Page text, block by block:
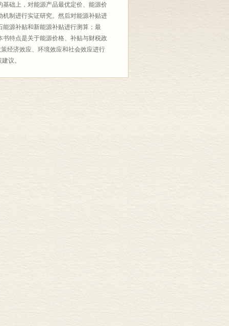
础上，对能源产品最优定价、能源价
制进行实证研究。然后对能源补贴进
源补贴和新能源补贴进行测算；最
特点是关于能源价格、补贴与财税政
经济效应、环境效应和社会效应进行
议。